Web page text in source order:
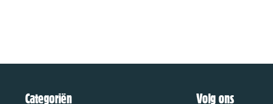
Categoriën Volg ons